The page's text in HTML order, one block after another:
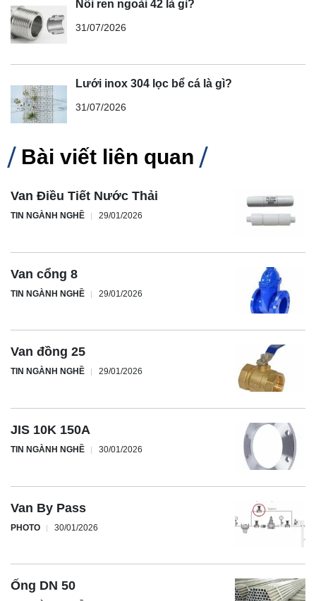
Nối ren ngoài 42 là gì?
31/07/2026
Lưới inox 304 lọc bể cá là gì?
31/07/2026
Bài viết liên quan
Van Điều Tiết Nước Thải
TIN NGÀNH NGHỀ 29/01/2026
Van cổng 8
TIN NGÀNH NGHỀ 29/01/2026
Van đồng 25
TIN NGÀNH NGHỀ 29/01/2026
JIS 10K 150A
TIN NGÀNH NGHỀ 30/01/2026
Van By Pass
PHOTO 30/01/2026
Ống DN 50